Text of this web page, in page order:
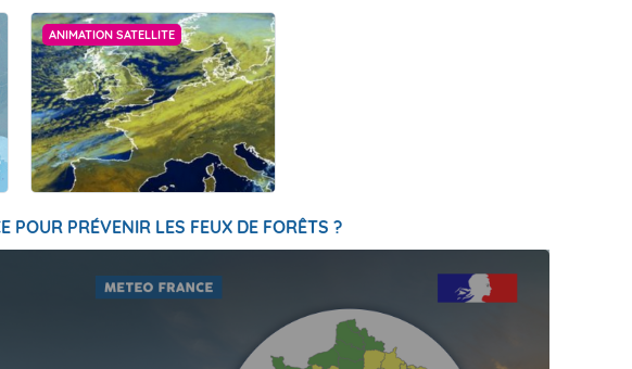
ANIMATION SATELLITE
POUR PRÉVENIR LES FEUX DE FORÊTS ?